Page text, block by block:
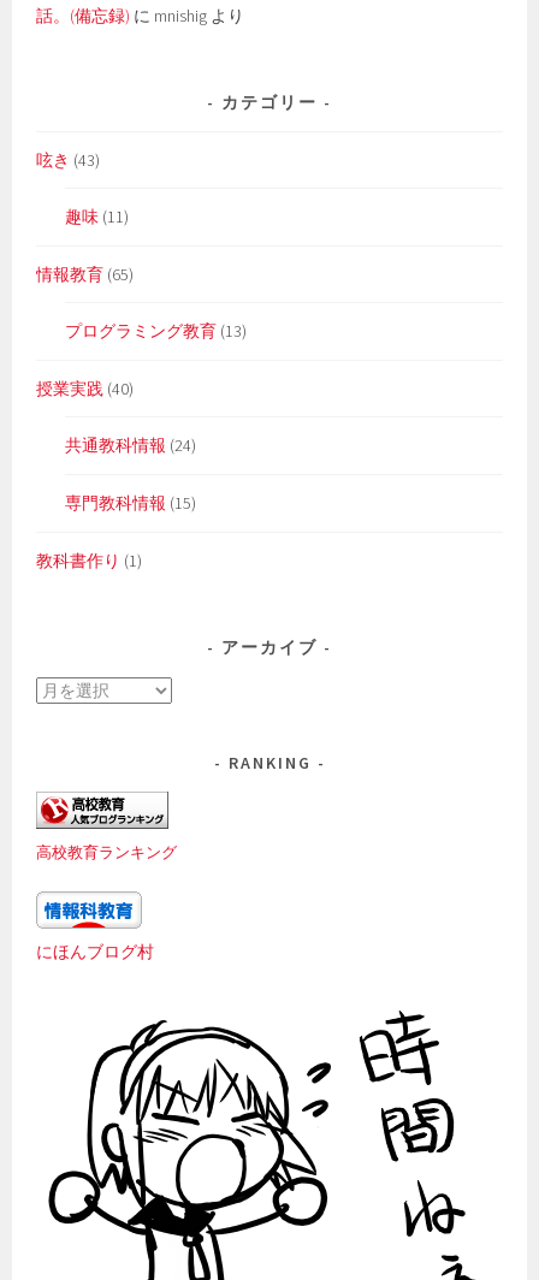
話。(備忘録) に mnishig より
カテゴリー
呟き (43)
趣味 (11)
情報教育 (65)
プログラミング教育 (13)
授業実践 (40)
共通教科情報 (24)
専門教科情報 (15)
教科書作り (1)
アーカイブ
ア
ブ
RANKING
高校教育ランキング
にほんブログ村